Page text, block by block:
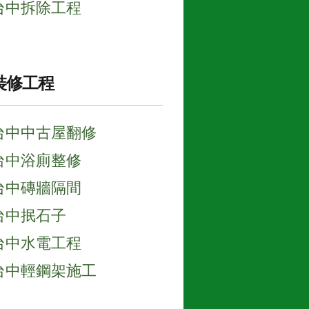
中拆除工程
修工程
中中古屋翻修
中浴廁整修
中磚牆隔間
中抿石子
中水電工程
中輕鋼架施工